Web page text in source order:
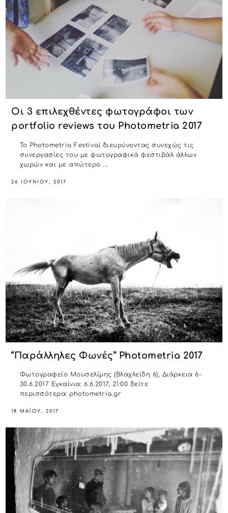
Οι 3 επιλεχθέντες φωτογράφοι των
portfolio reviews του Photometria 2017
Το Photometria Festival διευρύνοντας συνεχώς τις
συνεργασίες του με φωτογραφικά φεστιβάλ άλλων
χωρών και με απώτερο ...
26 ΙΟΥΝΊΟΥ, 2017
“Παράλληλες Φωνές” Photometria 2017
Φωτογραφείο Μουσελίμης (Βλαχλείδη 6), Διάρκεια 6-
30.6.2017 Εγκαίνια: 6.6.2017, 21:00 δείτε
περισσότερα: photometria.gr
18 ΜΑΪ́ΟΥ, 2017